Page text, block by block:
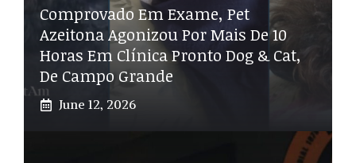
Comprovado Em Exame, Pet
Azeitona Agonizou Por Mais De 10
Horas Em Clínica Pronto Dog & Cat,
De Campo Grande
June 12, 2026